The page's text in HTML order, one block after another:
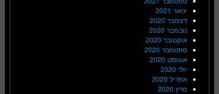
ינואר 2021
דצמבר 2020
נובמבר 2020
אוקטובר 2020
ספטמבר 2020
אוגוסט 2020
יולי 2020
אפריל 2020
מרץ 2020